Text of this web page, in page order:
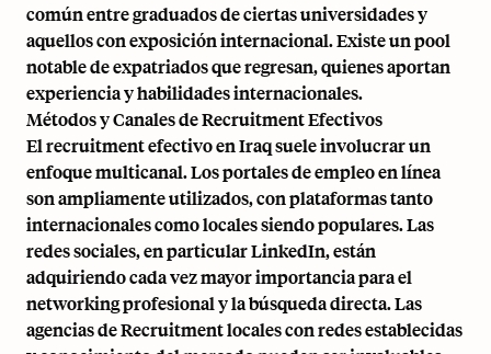
común entre graduados de ciertas universidades y
aquellos con exposición internacional. Existe un pool
notable de expatriados que regresan, quienes aportan
experiencia y habilidades internacionales.
Métodos y Canales de Recruitment Efectivos
El recruitment efectivo en Iraq suele involucrar un
enfoque multicanal. Los portales de empleo en línea
son ampliamente utilizados, con plataformas tanto
internacionales como locales siendo populares. Las
redes sociales, en particular LinkedIn, están
adquiriendo cada vez mayor importancia para el
networking profesional y la búsqueda directa. Las
agencias de Recruitment locales con redes establecidas